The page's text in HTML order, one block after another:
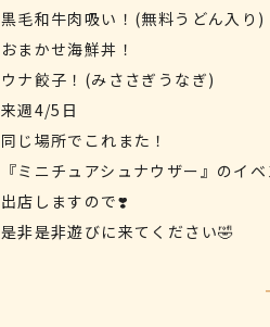
黒毛和牛肉吸い！(無料うどん入り)
おまかせ海鮮丼！
ウナ餃子！(みささぎうなぎ)
来週4/5日
同じ場所でこれまた！
『ミニチュアシュナウザー』のイベ
出店しますので❣️
是非是非遊びに来てください🤣